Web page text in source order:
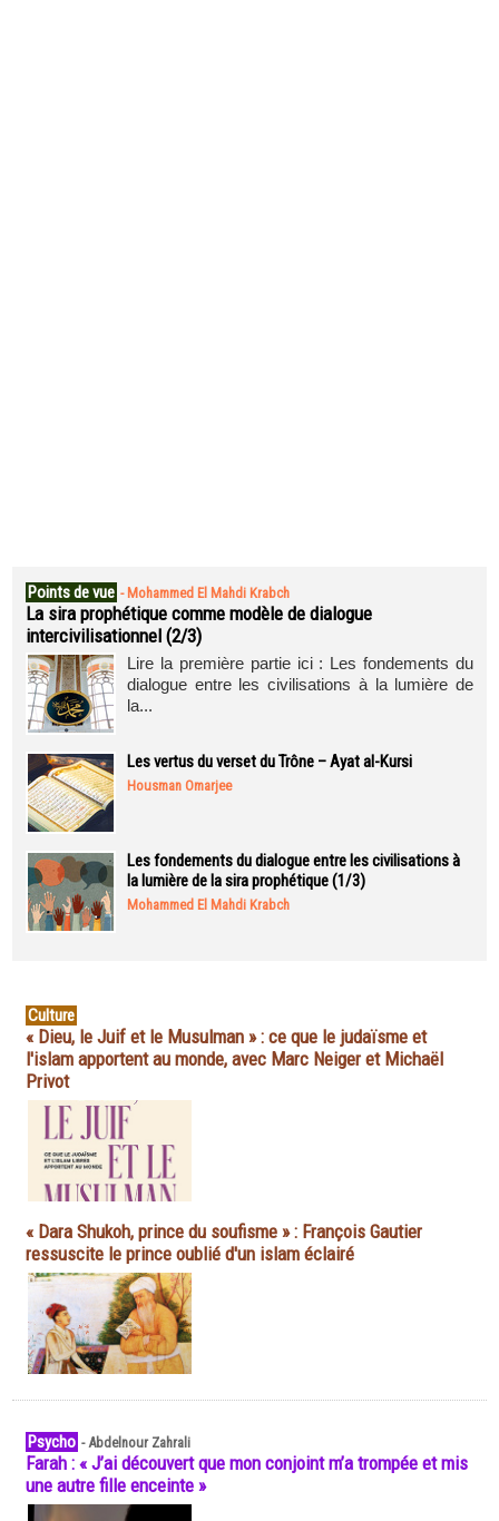
Points de vue - Mohammed El Mahdi Krabch
La sira prophétique comme modèle de dialogue
intercivilisationnel (2/3)
Lire la première partie ici : Les fondements du
dialogue entre les civilisations à la lumière de
la...
Les vertus du verset du Trône – Ayat al-Kursi
Housman Omarjee
Les fondements du dialogue entre les civilisations à
la lumière de la sira prophétique (1/3)
Mohammed El Mahdi Krabch
Culture
« Dieu, le Juif et le Musulman » : ce que le judaïsme et
l'islam apportent au monde, avec Marc Neiger et Michaël
Privot
« Dara Shukoh, prince du soufisme » : François Gautier
ressuscite le prince oublié d'un islam éclairé
Psycho -Abdelnour Zahrali
Farah : « J’ai découvert que mon conjoint m’a trompée et mis
une autre fille enceinte »